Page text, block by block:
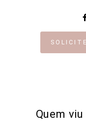
Quem